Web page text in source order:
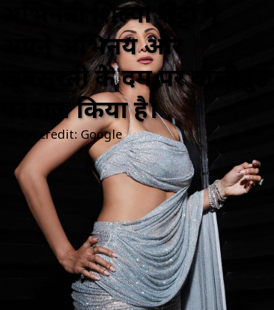
अभिनेत्री शिल्पा शेट्टी ने
अपने अभिनय और
खूबसूरती के दम पर बॉलीवुड
पर राज किया है।
image credit: Google